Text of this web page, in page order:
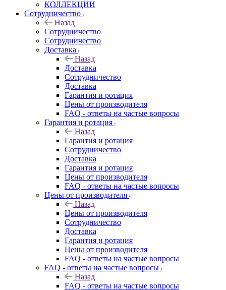
КОЛЛЕКЦИИ
Сотрудничество
Назад
Сотрудничество
Сотрудничество
Доставка
Назад
Доставка
Сотрудничество
Доставка
Гарантия и ротация
Цены от производителя
FAQ - ответы на частые вопросы
Гарантия и ротация
Назад
Гарантия и ротация
Сотрудничество
Доставка
Гарантия и ротация
Цены от производителя
FAQ - ответы на частые вопросы
Цены от производителя
Назад
Цены от производителя
Сотрудничество
Доставка
Гарантия и ротация
Цены от производителя
FAQ - ответы на частые вопросы
FAQ - ответы на частые вопросы
Назад
FAQ - ответы на частые вопросы